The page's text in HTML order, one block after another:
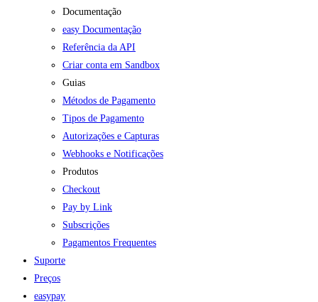
Documentação
easy Documentação
Referência da API
Criar conta em Sandbox
Guias
Métodos de Pagamento
Tipos de Pagamento
Autorizações e Capturas
Webhooks e Notificações
Produtos
Checkout
Pay by Link
Subscrições
Pagamentos Frequentes
Suporte
Preços
easypay